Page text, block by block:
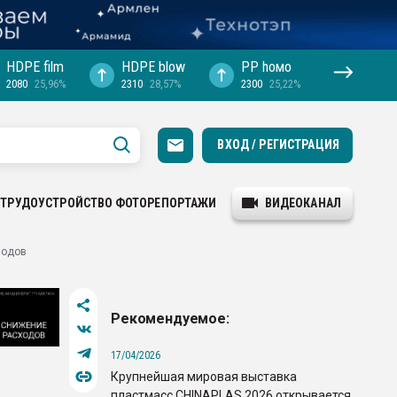
HDPE film
2080 25,96%
HDPE blow
2310 28,57%
PP hомо
2300 25,22%
ВХОД / РЕГИСТРАЦИЯ
ТРУДОУСТРОЙСТВО ФОТОРЕПОРТАЖИ ВИДЕОКАНАЛ
Рекомендуемое:
17/04/2026
Крупнейшая мировая выставка